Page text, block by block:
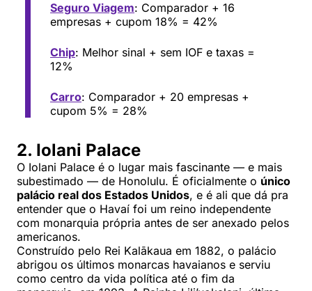
Seguro Viagem: Comparador + 16
empresas + cupom 18% = 42%
Chip: Melhor sinal + sem IOF e taxas =
12%
Carro: Comparador + 20 empresas +
cupom 5% = 28%
2. Iolani Palace
O Iolani Palace é o lugar mais fascinante — e mais
subestimado — de Honolulu. É oficialmente o único
palácio real dos Estados Unidos, e é ali que dá pra
entender que o Havaí foi um reino independente
com monarquia própria antes de ser anexado pelos
americanos.
Construído pelo Rei Kalākaua em 1882, o palácio
abrigou os últimos monarcas havaianos e serviu
como centro da vida política até o fim da